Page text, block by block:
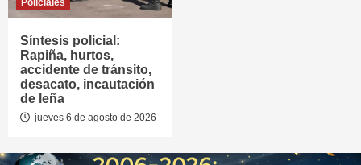
Policiales
Síntesis policial:
Rapiña, hurtos,
accidente de tránsito,
desacato, incautación
de leña
jueves 6 de agosto de 2026